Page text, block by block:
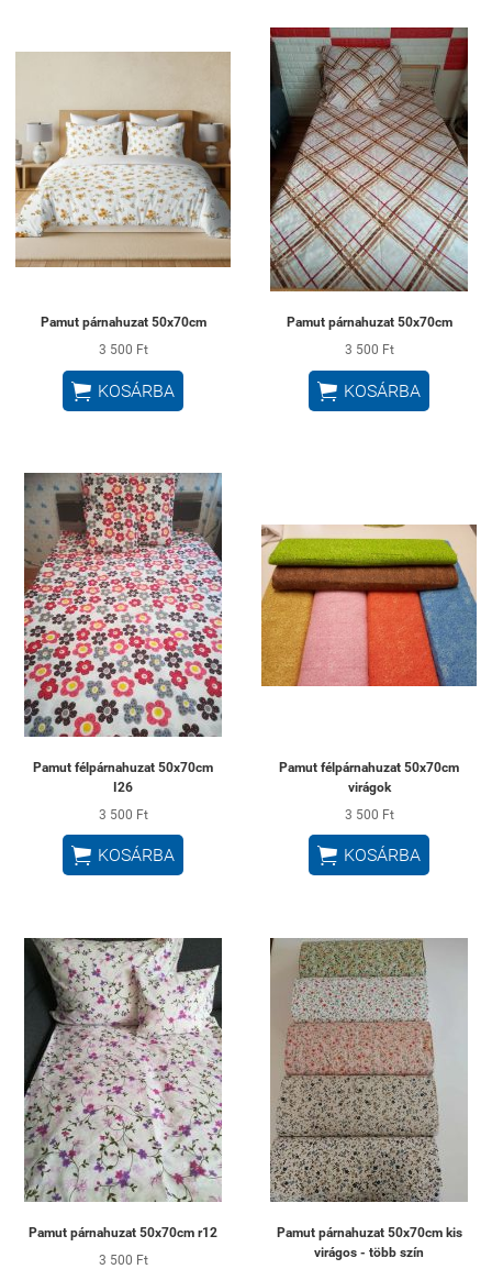
Pamut párnahuzat 50x70cm
3 500 Ft
 KOSÁRBA
Pamut párnahuzat 50x70cm
3 500 Ft
 KOSÁRBA
Pamut félpárnahuzat 50x70cm
I26
3 500 Ft
 KOSÁRBA
Pamut félpárnahuzat 50x70cm
virágok
3 500 Ft
 KOSÁRBA
Pamut párnahuzat 50x70cm r12
3 500 Ft
Pamut párnahuzat 50x70cm kis
virágos - több szín